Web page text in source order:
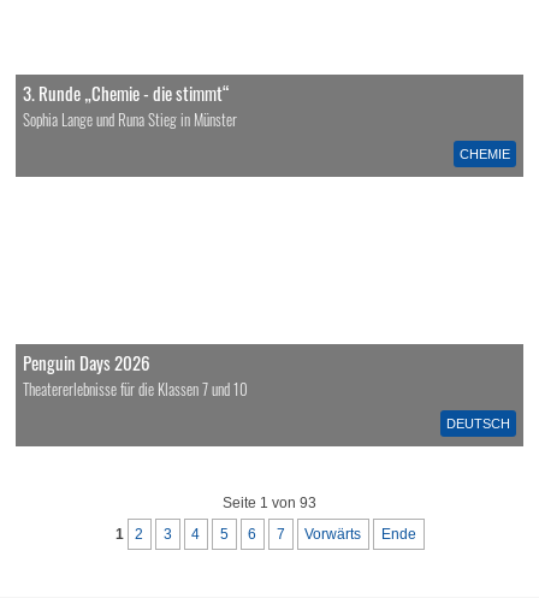
CHEMIE
3. Runde „Chemie - die stimmt“
Sophia Lange und Runa Stieg in Münster
DEUTSCH
Penguin Days 2026
Theatererlebnisse für die Klassen 7 und 10
Seite 1 von 93
1 2 3 4 5 6 7 Vorwärts Ende